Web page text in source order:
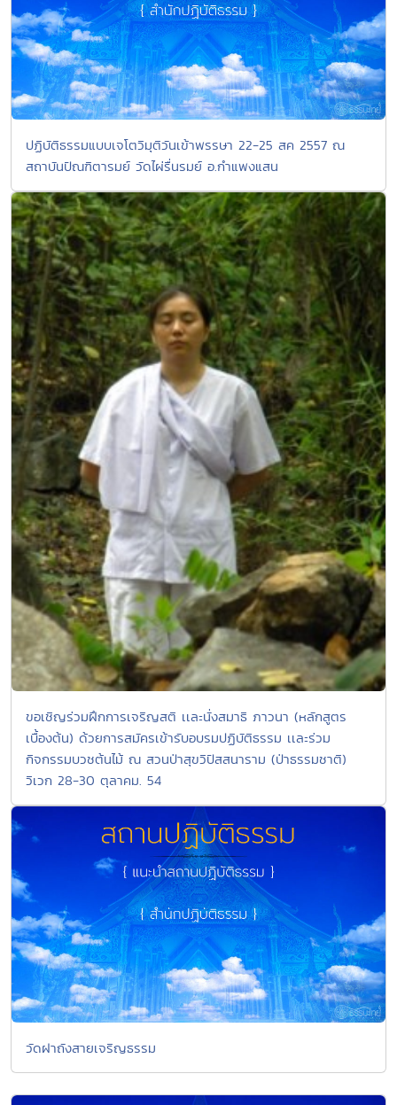
ปฏิบัติธรรมแบบเจโตวิมุติวันเข้าพรรษา 22-25 สค 2557 ณ
สถาบันปัณฑิตารมย์ วัดไผ่รื่นรมย์ อ.กำแพงแสน
ขอเชิญร่วมฝึกการเจริญสติ เเละนั่งสมาธิ ภาวนา (หลักสูตร
เบื้องต้น) ด้วยการสมัครเข้ารับอบรมปฏิบัติธรรม เเละร่วม
กิจกรรมบวชต้นไม้ ณ สวนป่าสุขวิปัสสนาราม (ป่าธรรมชาติ)
วิเวก 28-30 ตุลาคม. 54
วัดฝาถังสายเจริญธรรม